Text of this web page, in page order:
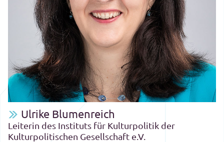
Ulrike Blumenreich
Leiterin des Instituts für Kulturpolitik der
Kulturpolitischen Gesellschaft e.V.